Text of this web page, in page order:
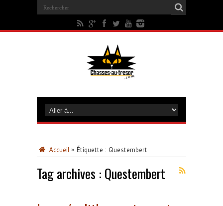
Accueil » Étiquette : Questembert
Tag archives : Questembert